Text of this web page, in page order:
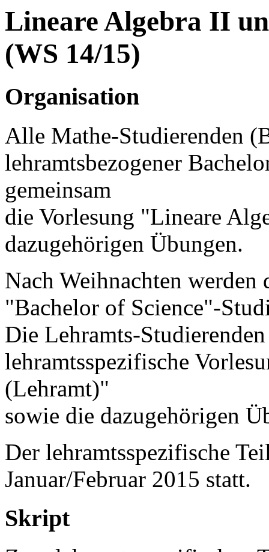
Lineare Algebra II
(WS 14/15)
Organisation
Alle Mathe-Studierenden
lehramtsbezogener
gemeinsam
die Vorlesung "Lineare
dazugehörigen Übungen.
Nach Weihnachten
"Bachelor of Science"-
Die Lehramts-
lehramtsspezifische
(Lehramt)"
sowie die dazugehörigen
Der lehramtsspezifische
Januar/Februar 2015 statt.
Skript